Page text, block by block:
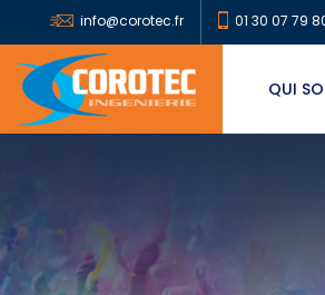
info@corotec.fr 01 30 07 79
QUI